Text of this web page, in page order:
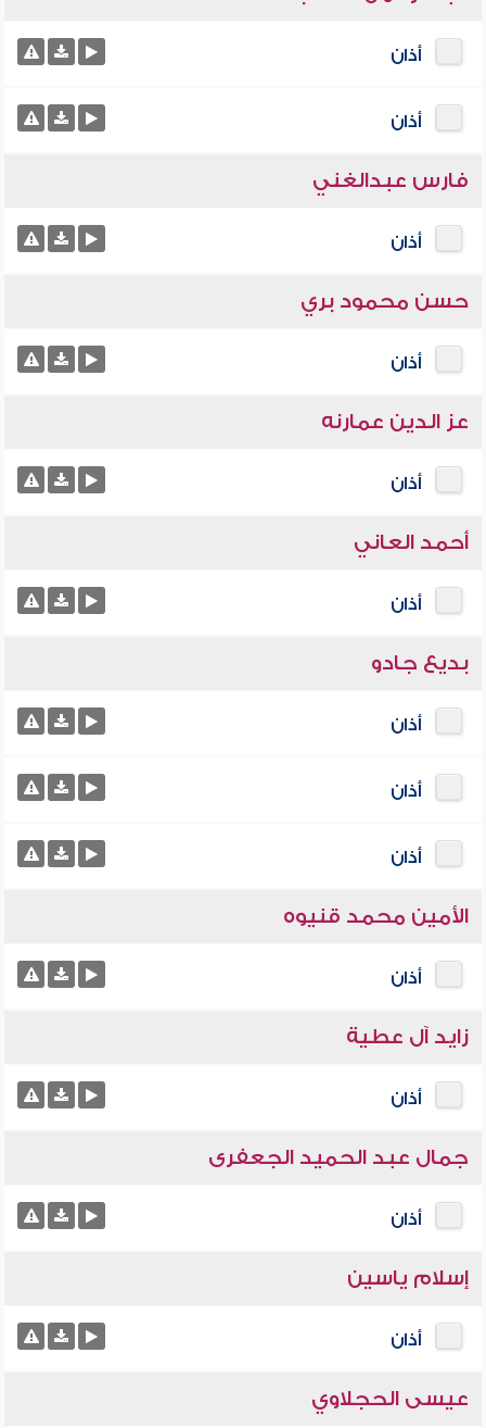
أذان
أذان
فارس عبدالغني
أذان
حسن محمود بري
أذان
عز الدين عمارنه
أذان
أحمد العاني
أذان
بديع جادو
أذان
أذان
أذان
الأمين محمد قنيوه
أذان
زايد آل عطية
أذان
جمال عبد الحميد الجعفرى
أذان
إسلام ياسين
أذان
عيسى الحجلاوي